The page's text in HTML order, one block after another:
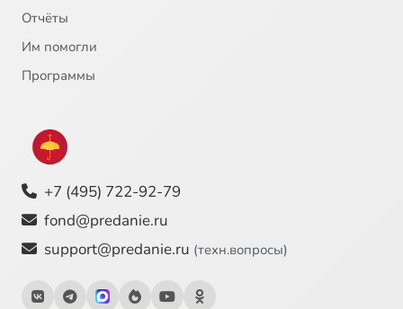
Отчёты
Им помогли
Программы
+7 (495) 722-92-79
fond@predanie.ru
support@predanie.ru (техн.вопросы)